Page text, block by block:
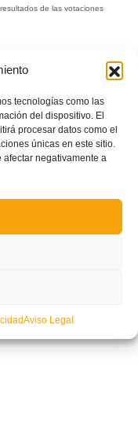
tecnologías como las
del dispositivo. El
procesar datos como el
únicas en este sitio.
afectar negativamente a
Aviso Legal
de las votaciones
como auditor de las
las competiciones
de los grupos
de fuerza mayor que